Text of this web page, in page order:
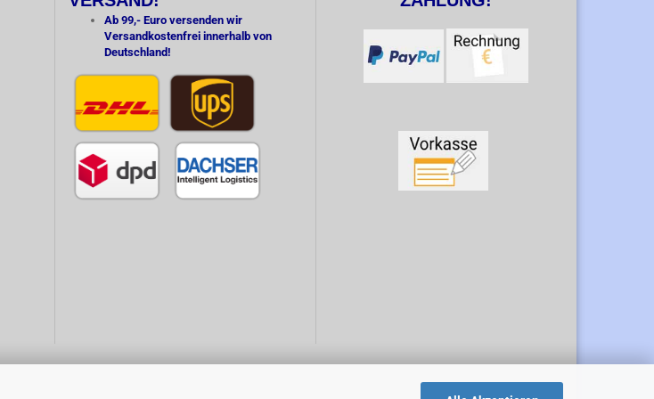
Ab 99,- Euro versenden wir
Versandkostenfrei innerhalb von
Deutschland!